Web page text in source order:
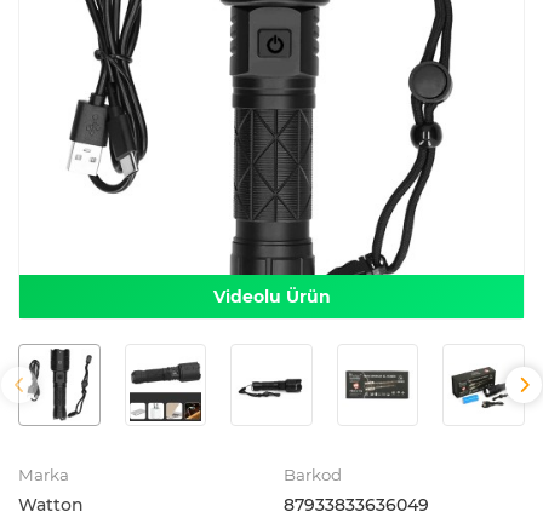
Videolu Ürün
Marka
Watton
Barkod
87933833636049